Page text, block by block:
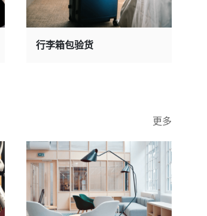
行李箱包验货
更多